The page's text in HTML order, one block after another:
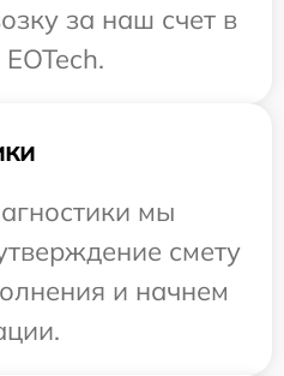
за наш счет в
мы
смету
и начнем